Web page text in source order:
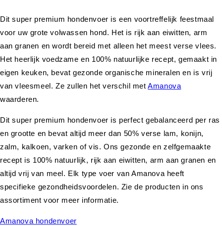
Dit super premium hondenvoer is een voortreffelijk feestmaal
voor uw grote volwassen hond. Het is rijk aan eiwitten, arm
aan granen en wordt bereid met alleen het meest verse vlees.
Het heerlijk voedzame en 100% natuurlijke recept, gemaakt in
eigen keuken, bevat gezonde organische mineralen en is vrij
van vleesmeel. Ze zullen het verschil metAmanova
waarderen.
Dit super premium hondenvoer is perfect gebalanceerd per ras
en grootte en bevat altijd meer dan 50% verse lam, konijn,
zalm, kalkoen, varken of vis. Ons gezonde en zelfgemaakte
recept is 100% natuurlijk, rijk aan eiwitten, arm aan granen en
altijd vrij van meel. Elk type voer van Amanova heeft
specifieke gezondheidsvoordelen. Zie de producten in ons
assortiment voor meer informatie.
Amanova hondenvoer